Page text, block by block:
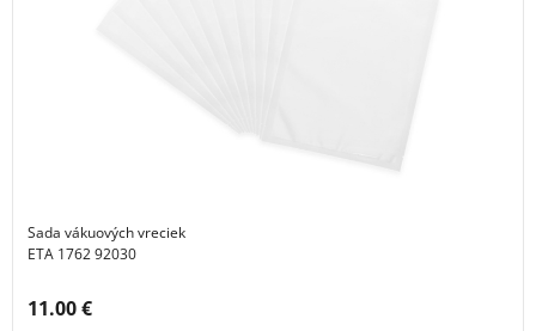
Sada vákuových vreciek
ETA 1762 92030
Cena s DPH:
11.00 €